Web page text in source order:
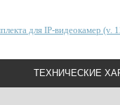
для IP-видеокамер (v.
ТЕХНИЧЕСКИЕ